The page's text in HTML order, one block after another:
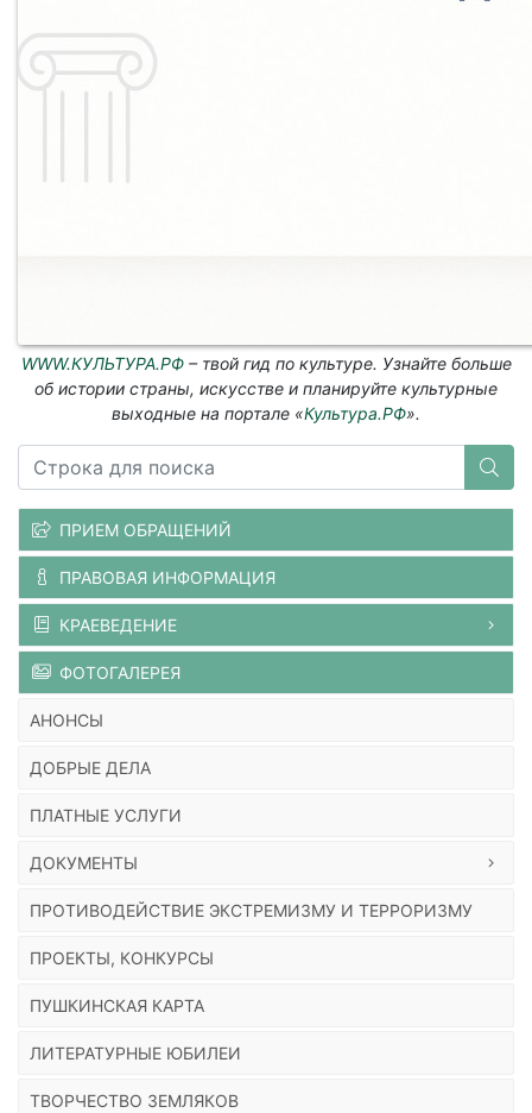
WWW.КУЛЬТУРА.РФ– твой гид по культуре. Узнайте больше
об истории страны, искусстве и планируйте культурные
выходные на портале «Культура.РФ».
ПРИЕМ ОБРАЩЕНИЙ
ПРАВОВАЯ ИНФОРМАЦИЯ
КРАЕВЕДЕНИЕ
ФОТОГАЛЕРЕЯ
АНОНСЫ
ДОБРЫЕ ДЕЛА
ПЛАТНЫЕ УСЛУГИ
ДОКУМЕНТЫ
ПРОТИВОДЕЙСТВИЕ ЭКСТРЕМИЗМУ И ТЕРРОРИЗМУ
ПРОЕКТЫ, КОНКУРСЫ
ПУШКИНСКАЯ КАРТА
ЛИТЕРАТУРНЫЕ ЮБИЛЕИ
ТВОРЧЕСТВО ЗЕМЛЯКОВ